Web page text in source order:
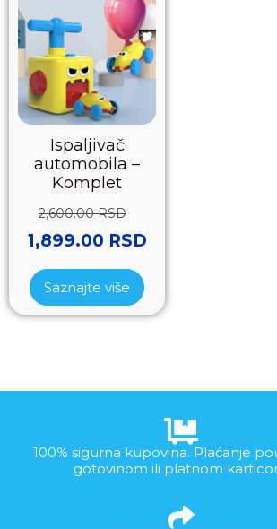
Ispaljivač
automobila –
Komplet
2,600.00RSD
1,899.00 RSD
Saznajte više
100% sigurna kupovina. Plaćanje
gotovinom ili platnom